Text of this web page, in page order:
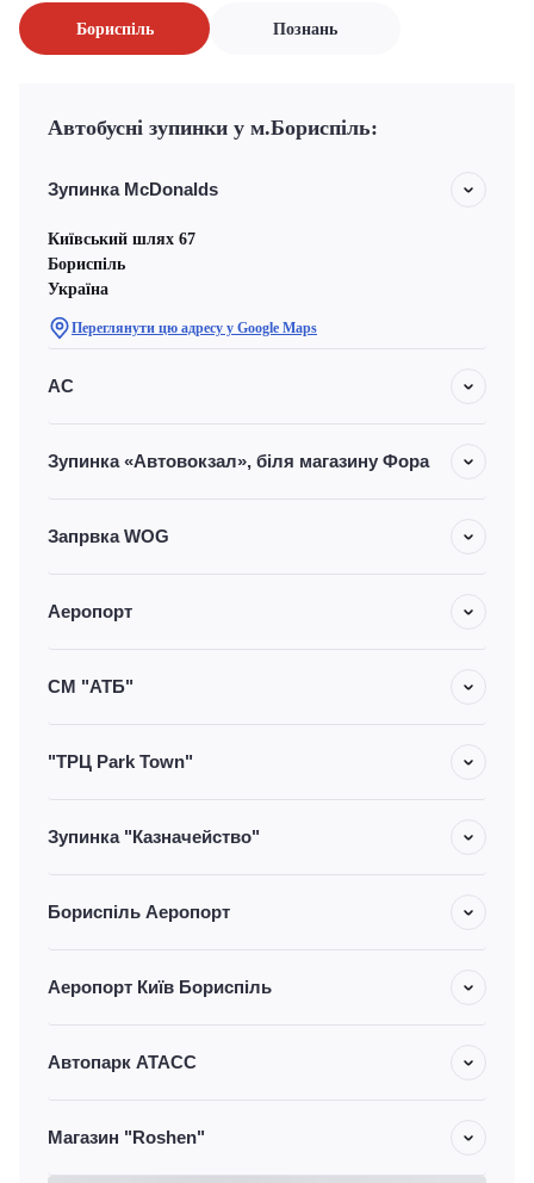
Бориспіль Познань
Автобусні зупинки у м.Бориспіль:
Зупинка McDonalds
Київський шлях 67
Бориспіль
Україна
Переглянути цю адресу у Google Maps
АС
Зупинка «Автовокзал», біля магазину Фора
Запрвка WOG
Аеропорт
СМ "АТБ"
"ТРЦ Park Town"
Зупинка "Казначейство"
Бориспіль Аеропорт
Аеропорт Київ Бориспіль
Автопарк АТАСС
Магазин "Roshen"